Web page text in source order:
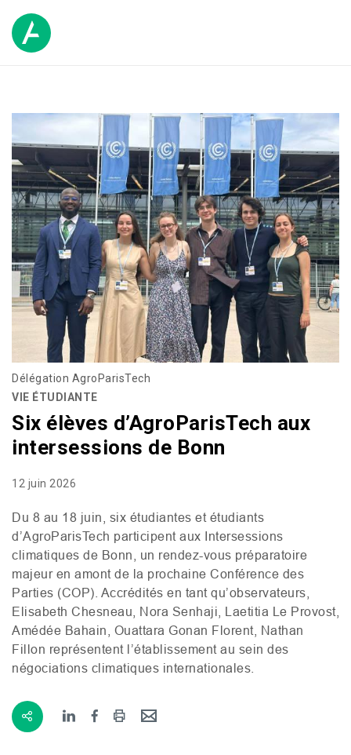
Délégation AgroParisTech
VIE ÉTUDIANTE
Six élèves d’AgroParisTech aux
intersessions de Bonn
12 juin 2026
Du 8 au 18 juin, six étudiantes et étudiants
d’AgroParisTech participent aux Intersessions
climatiques de Bonn, un rendez-vous préparatoire
majeur en amont de la prochaine Conférence des
Parties (COP). Accrédités en tant qu’observateurs,
Elisabeth Chesneau, Nora Senhaji, Laetitia Le Provost,
Amédée Bahain, Ouattara Gonan Florent, Nathan
Fillon représentent l’établissement au sein des
négociations climatiques internationales.